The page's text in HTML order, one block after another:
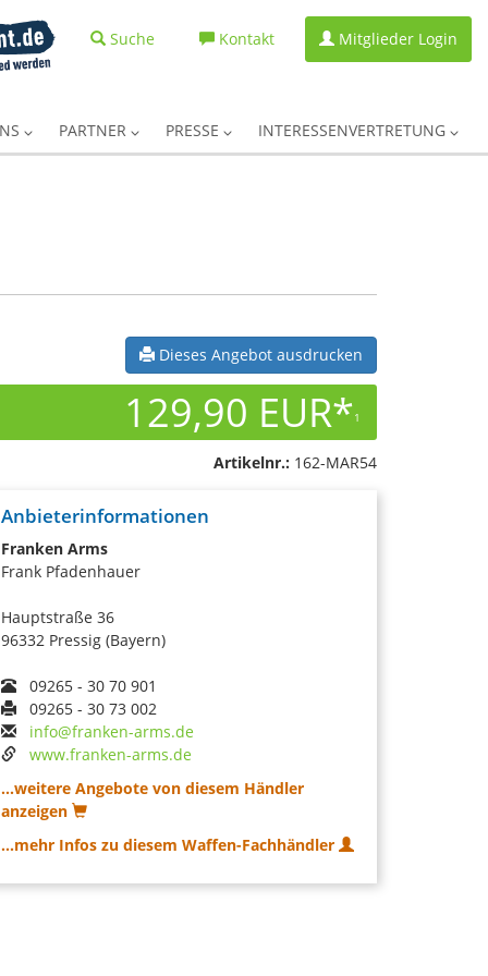
Suche Kontakt Mitglieder Login
PARTNER PRESSE INTERESSENVERTRETUNG
Dieses Angebot ausdrucken
129,90 EUR*1
Artikelnr.: 162-MAR54
Anbieterinformationen
Franken Arms
Frank Pfadenhauer
Hauptstraße 36
96332 Pressig (Bayern)
09265 - 30 70 901
09265 - 30 73 002
info@franken-arms.de
www.franken-arms.de
...weitere Angebote von diesem Händler
anzeigen
...mehr Infos zu diesem Waffen-Fachhändler